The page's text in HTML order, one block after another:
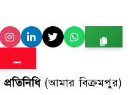
(আমার বিক্রমপুর)